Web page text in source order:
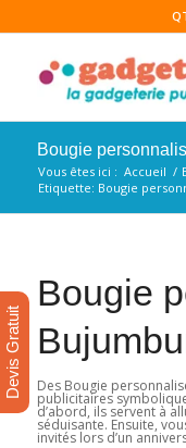
Bougie
Vous êtes ici : Accueil /
Etiquette: Bougie
Bougie
Des Bougie
publicitaires
d’abord, ils servent à
séduisante. Ensuite,
invités lors d’un
Devis Gratuit